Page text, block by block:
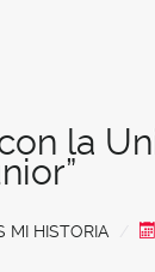
la
MI HISTORIA